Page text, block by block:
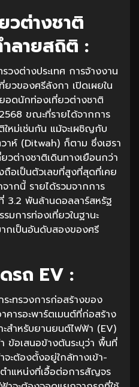
วต่างชาติ
ลายสถิติ :
วงต่างประเทศ การจ้างงาน
ยวของศรีลังกา เปิดเผยใน
อดนักท่องเที่ยวต่างชาติ
ขณะที่รายได้จากการ
หม่เช่นกัน แม้จะเผชิญกับ
าห์ (Ditwah) ก็ตาม ซึ่งเฮรา
วต่างชาติเดินทางเยือนกว่า
อเป็นตัวเลขที่สูงที่สุดที่เคย
ากนี้ รายได้รวมจากการ
3.2 พันล้านดอลลาร์สหรัฐ
มการท่องเที่ยวในฐานะ
ากเป็นอันดับสองของศรี
รถ EV :
ะทรวงการก่อสร้างของ
คารอะพาร์ตเมนต์ที่ก่อสร้าง
สำหรับยานยนต์ไฟฟ้า (EV)
ข้อเสนอข้างต้นระบุว่า พื้นที่
ะต้องตั้งอยู่ใกล้ทางเข้า-
ำแหน่งที่เอื้อต่อการสัญจร